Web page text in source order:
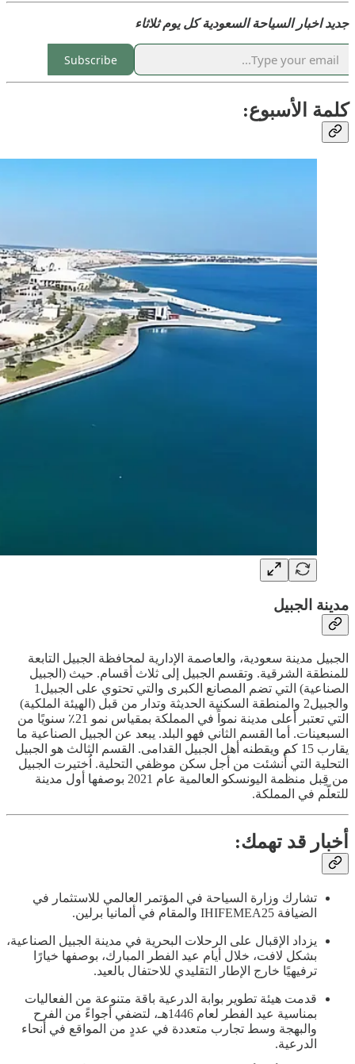
جديد اخبار السياحة السعودية كل يوم ثلاثاء
Subscribe
كلمة الأسبوع:
مدينة الجبيل
الجبيل مدينة سعودية، والعاصمة الإدارية لمحافظة الجبيل التابعة
للمنطقة الشرقية. وتقسم الجبيل إلى ثلاث أقسام. حيث (الجبيل
الصناعية) التي تضم المصانع الكبرى والتي تحتوي على الجبيل1
والجبيل2 والمنطقة السكنية الحديثة وتدار من قبل (الهيئة الملكية)
التي تعتبر أعلى مدينة نمواً في المملكة بمقياس نمو 21٪ سنويًا من
السبعينات. أما القسم الثاني فهو البلد. يبعد عن الجبيل الصناعية ما
يقارب 15 كم ويقطنه أهل الجبيل القدامى. القسم الثالث هو الجبيل
التحلية التي أُنشئت من أجل سكن موظفي التحلية. اُختيرت الجبيل
من قِبل منظمة اليونسكو العالمية عام 2021 بوصفها أول مدينة
للتعلّم في المملكة.
أخبار قد تهمك:
تشارك وزارة السياحة في المؤتمر العالمي للاستثمار في
الضيافة IHIFEMEA25 والمقام في ألمانيا برلين.
يزداد الإقبال على الرحلات البحرية في مدينة الجبيل الصناعية،
بشكل لافت، خلال أيام عيد الفطر المبارك، بوصفها خيارًا
ترفيهيًا خارج الإطار التقليدي للاحتفال بالعيد.
قدمت هيئة تطوير بوابة الدرعية باقة متنوعة من الفعاليات
بمناسية عيد الفطر لعام 1446هـ، لتضفي أجواءً من الفرح
والبهجة وسط تجارب متعددة في عددٍ من المواقع في أنحاء
الدرعية.